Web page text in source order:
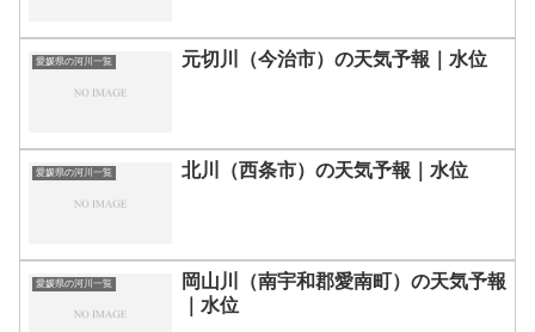
愛媛県の河川一覧 元切川（今治市）の天気予報｜水位
愛媛県の河川一覧 北川（西条市）の天気予報｜水位
愛媛県の河川一覧
岡山川（南宇和郡愛南町）の天気予報
｜水位